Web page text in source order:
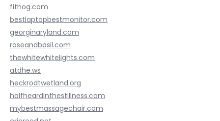
fithog.com
bestlaptopbestmonitor.com
georginaryland.com
roseandbasil.com
thewhitewhitelights.com
atdhe.ws
heckrodtwetland.org
halfheardinthestillness.com
mybestmassagechair.com